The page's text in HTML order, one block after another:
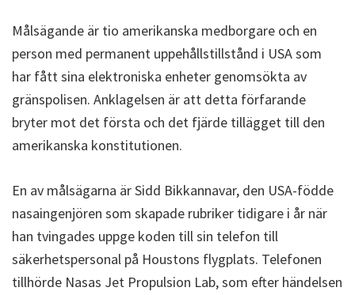
Målsägande är tio amerikanska medborgare och en
person med permanent uppehållstillstånd i USA som
har fått sina elektroniska enheter genomsökta av
gränspolisen. Anklagelsen är att detta förfarande
bryter mot det första och det fjärde tillägget till den
amerikanska konstitutionen.
En av målsägarna är Sidd Bikkannavar, den USA-födde
nasaingenjören som skapade rubriker tidigare i år när
han tvingades uppge koden till sin telefon till
säkerhetspersonal på Houstons flygplats. Telefonen
tillhörde Nasas Jet Propulsion Lab, som efter händelsen